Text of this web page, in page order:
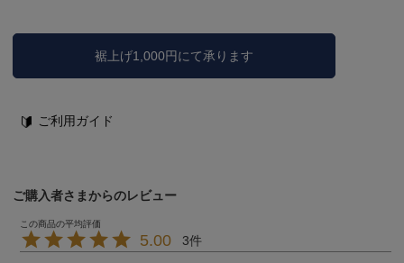
裾上げ1,000円にて承ります
ご利用ガイド
ご購入者さまからのレビュー
5.00 3